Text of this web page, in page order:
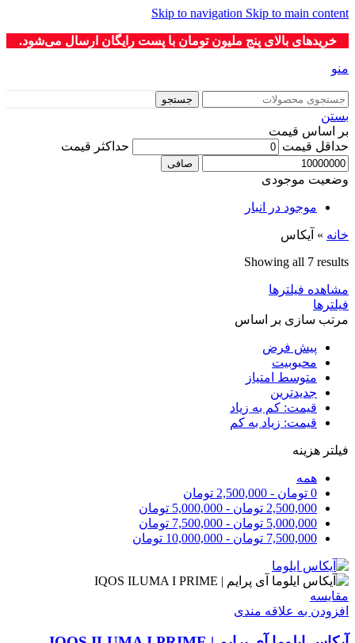
Skip to navigation Skip to main content
خریدهای بالای پنج ملیون تومان با پست رایگان ارسال می‌شود.
منو
جستجو
بستن
بر اساس قیمت
حداقل قیمت
حداكثر قيمت
صافی
وضعیت موجودی
موجود در انبار
خانه » آیکاس
Showing all 7 results
مشاهده فیلترها
فیلترها
مرتب سازی بر اساس
پیش فرض
محبوبیت
متوسط امتیاز
جدیدترین
قیمت: کم به زیاد
قیمت: زیاد به کم
فیلتر هزینه
همه
0 تومان -
2,500,000 تومان
2,500,000 تومان -
5,000,000 تومان
5,000,000 تومان -
7,500,000 تومان
7,500,000 تومان -
10,000,000 تومان
مقایسه
افزودن به علاقه مندی